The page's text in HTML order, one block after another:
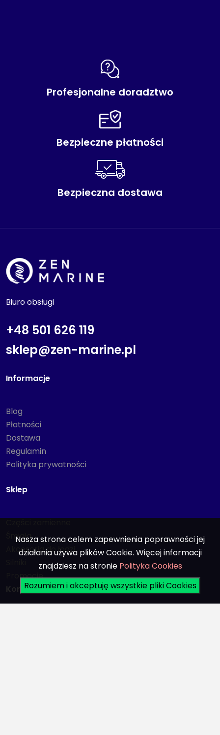
Profesjonalne doradztwo
Bezpieczne płatności
Bezpieczna dostawa
Biuro obsługi
+48 501 626 119
sklep@zen-marine.pl
Informacje
Blog
Płatności
Dostawa
Regulamin
Polityka prywatności
Sklep
Śmigła
Akcesoria do łodzi
Promocje
Konto
Nasza strona celem zapewnienia poprawności jej
działania używa plików Cookie. Więcej informacji
znajdziesz na stronie Polityka Cookies
Rozumiem i akceptuję wszystkie pliki Cookies